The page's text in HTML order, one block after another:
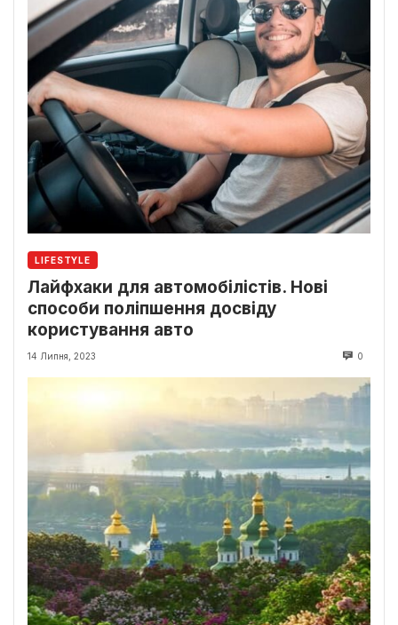
LIFESTYLE
Лайфхаки для автомобілістів. Нові
способи поліпшення досвіду
користування авто
14 Липня, 2023 0